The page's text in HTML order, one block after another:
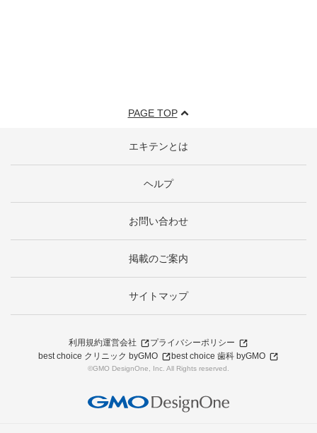
PAGE TOP
エキテンとは
ヘルプ
お問い合わせ
掲載のご案内
サイトマップ
利用規約運営会社
プライバシーポリシー
best choice クリニック byGMO
best choice 歯科 byGMO
©GMO DesignOne, Inc. All Rights reserved.